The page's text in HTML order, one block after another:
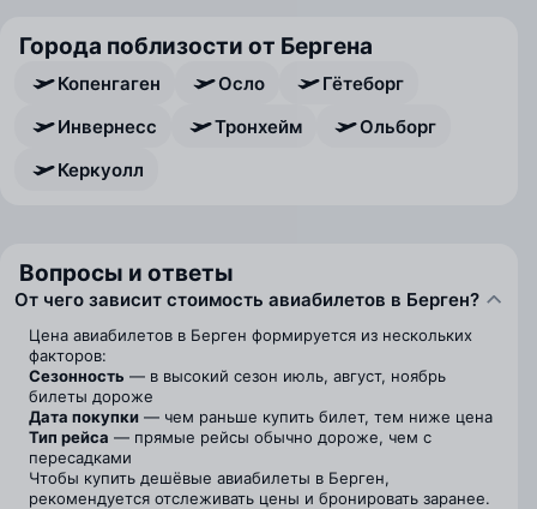
Города поблизости от Бергена
Копенгаген Осло
Гётеборг
Инвернесс
Тронхейм
Ольборг
Керкуолл
Вопросы и ответы
От чего зависит стоимость авиабилетов в Берген?
Цена авиабилетов в Берген формируется из нескольких
факторов:
Сезонность — в высокий сезон июль, август, ноябрь
билеты дороже
Дата покупки — чем раньше купить билет, тем ниже цена
Тип рейса — прямые рейсы обычно дороже, чем с
пересадками
Чтобы купить дешёвые авиабилеты в Берген,
рекомендуется отслеживать цены и бронировать заранее.